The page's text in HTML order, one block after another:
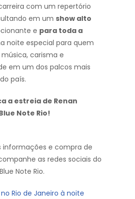
com um repertório
em um show alto
e para toda a
noite especial para quem
carisma e
em um dos palcos mais
país.
a estreia de Renan
Note Rio!
informações e compra de
as redes sociais do
Note Rio.
Rio de Janeiro à noite